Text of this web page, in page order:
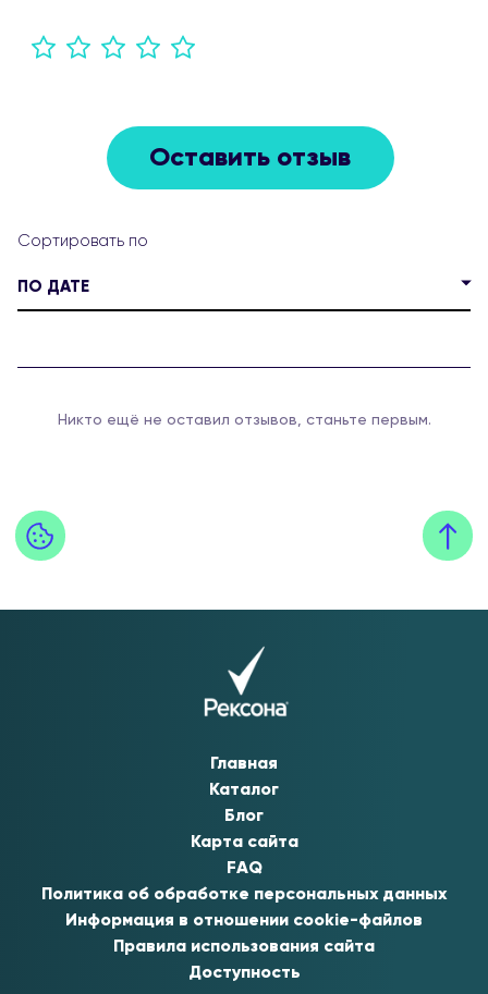
Оставить отзыв
ПО ДАТЕ
Никто ещё не оставил отзывов, станьте первым.
Главная
Каталог
Блог
Карта сайта
FAQ
Политика об обработке персональных данных
Информация в отношении cookie-файлов
Правила использования сайта
Доступность